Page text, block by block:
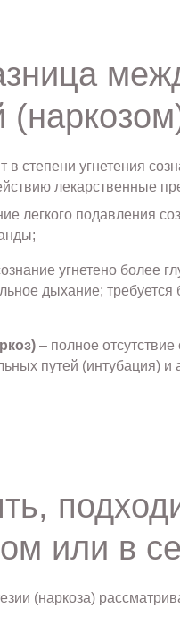
в степени угнетения
лекарственные
легкого подавления
угнетено более
дыхание;
– полное
путей (интубация)
или в
(наркоза)